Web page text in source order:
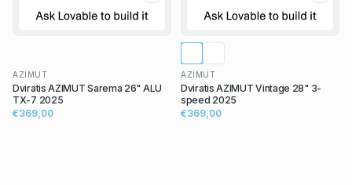
AZIMUT
Dviratis AZIMUT Sarema 26" ALU
TX-7 2025
€369,00
AZIMUT
Dviratis AZIMUT Vintage 28" 3-
speed 2025
€369,00